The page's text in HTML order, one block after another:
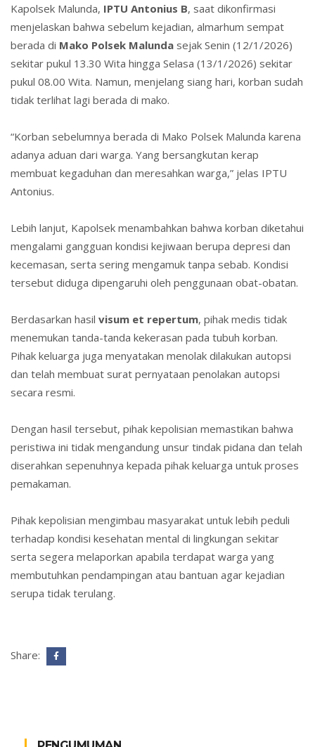
Kapolsek Malunda, IPTU Antonius B, saat dikonfirmasi
menjelaskan bahwa sebelum kejadian, almarhum sempat
berada di Mako Polsek Malunda sejak Senin (12/1/2026)
sekitar pukul 13.30 Wita hingga Selasa (13/1/2026) sekitar
pukul 08.00 Wita. Namun, menjelang siang hari, korban sudah
tidak terlihat lagi berada di mako.
“Korban sebelumnya berada di Mako Polsek Malunda karena
adanya aduan dari warga. Yang bersangkutan kerap
membuat kegaduhan dan meresahkan warga,” jelas IPTU
Antonius.
Lebih lanjut, Kapolsek menambahkan bahwa korban diketahui
mengalami gangguan kondisi kejiwaan berupa depresi dan
kecemasan, serta sering mengamuk tanpa sebab. Kondisi
tersebut diduga dipengaruhi oleh penggunaan obat-obatan.
Berdasarkan hasil visum et repertum, pihak medis tidak
menemukan tanda-tanda kekerasan pada tubuh korban.
Pihak keluarga juga menyatakan menolak dilakukan autopsi
dan telah membuat surat pernyataan penolakan autopsi
secara resmi.
Dengan hasil tersebut, pihak kepolisian memastikan bahwa
peristiwa ini tidak mengandung unsur tindak pidana dan telah
diserahkan sepenuhnya kepada pihak keluarga untuk proses
pemakaman.
Pihak kepolisian mengimbau masyarakat untuk lebih peduli
terhadap kondisi kesehatan mental di lingkungan sekitar
serta segera melaporkan apabila terdapat warga yang
membutuhkan pendampingan atau bantuan agar kejadian
serupa tidak terulang.
Share: